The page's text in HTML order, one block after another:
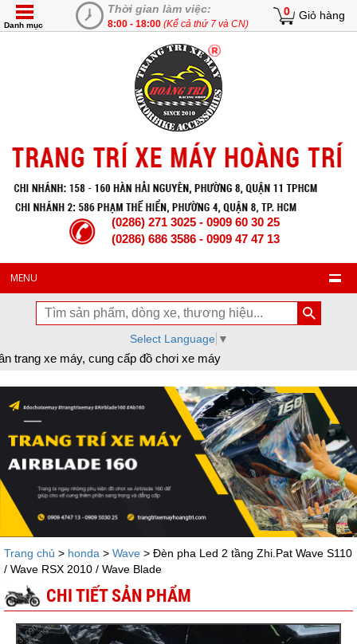
Thời gian làm việc:
8:00 - 18:00 (Kể cả thứ 7 và CN)
0 Giỏ hàng
Danh mục
(0286) 271 3025 - 0909 60 30 25
(0286) 686 3586 - 0909 47 47 13
MENU
Select Language ▼
cấp đồ chơi xe máy
Trang chủ > honda > Wave > Đèn pha Led 2 tầng Zhi.Pat Wave S110
/ Wave RSX 2010 / Wave Blade
CHI TIẾT SẢN PHẨM